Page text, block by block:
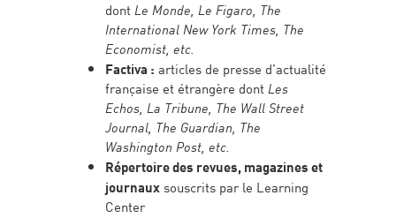
dontLe Monde, Le Figaro, The
International New York Times, The
Economist, etc.
Factiva : articles de presse d’actualité
française et étrangère dontLes
Echos, La Tribune, The Wall Street
Journal, The Guardian, The
Washington Post, etc.
Répertoire des revues, magazines et
journaux souscrits par le Learning
Center